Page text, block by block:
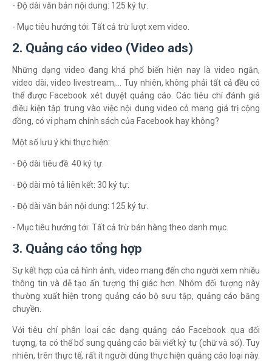
- Độ dài văn bản nội dung: 125 ký tự.
- Mục tiêu hướng tới: Tất cả trừ lượt xem video.
2. Quảng cáo video (Video ads)
Những dạng video đang khá phổ biến hiện nay là video ngắn,
video dài, video livestream,… Tuy nhiên, không phải tất cả đều có
thể được Facebook xét duyệt quảng cáo. Các tiêu chí đánh giá
điều kiện tập trung vào việc nội dung video có mang giá trị cộng
đồng, có vi phạm chính sách của Facebook hay không?
Một số lưu ý khi thực hiện:
- Độ dài tiêu đề: 40 ký tự.
- Độ dài mô tả liên kết: 30 ký tự.
- Độ dài văn bản nội dung: 125 ký tự.
- Mục tiêu hướng tới: Tất cả trừ bán hàng theo danh mục.
3. Quảng cáo tổng hợp
Sự kết hợp của cả hình ảnh, video mang đến cho người xem nhiều
thông tin và dễ tạo ấn tượng thị giác hơn. Nhóm đối tượng này
thường xuất hiện trong quảng cáo bộ sưu tập, quảng cáo băng
chuyền.
Với tiêu chí phân loại các dạng quảng cáo Facebook qua đối
tượng, ta có thể bổ sung quảng cáo bài viết ký tự (chữ và số). Tuy
nhiên, trên thực tế, rất ít người dùng thực hiện quảng cáo loại này.